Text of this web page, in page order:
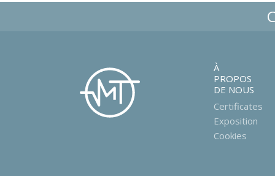
À
PROPOS
DE NOUS
Certificates
Exposition
Cookies